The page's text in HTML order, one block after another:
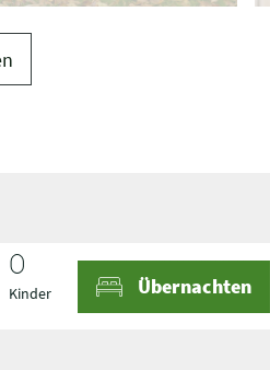
Kinder Übernachten